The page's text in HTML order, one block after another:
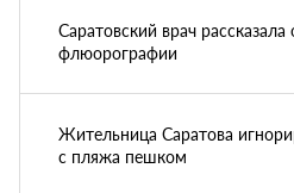
Саратовский врач рассказала
флюорографии
Жительница Саратова
с пляжа пешком